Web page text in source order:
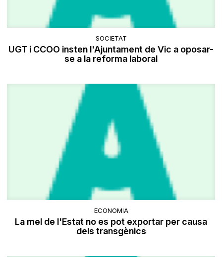
SOCIETAT
UGT i CCOO insten l'Ajuntament de Vic a oposar-
se a la reforma laboral
ECONOMIA
La mel de l'Estat no es pot exportar per causa
dels transgènics